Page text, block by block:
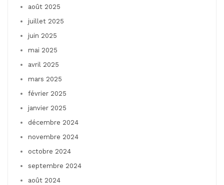
août 2025
juillet 2025
juin 2025
mai 2025
avril 2025
mars 2025
février 2025
janvier 2025
décembre 2024
novembre 2024
octobre 2024
septembre 2024
août 2024